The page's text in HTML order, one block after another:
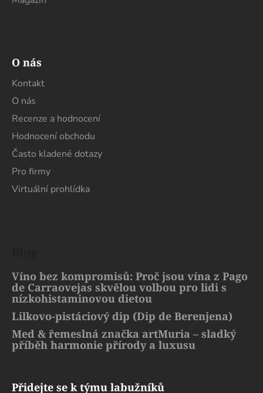
O nás
Kontakt
O nás
Recenze a hodnocení
Hodnocení obchodu
Často kladené dotazy
Pro firmy
Virtuální prohlídka
Víno bez kompromisů: Proč jsou vína z Pago
de Carraovejas skvělou volbou pro lidi s
nízkohistaminovou dietou
Lilkovo-pistáciový dip (Dip de Berenjena)
Med & řemeslná značka artMuria – sladký
příběh harmonie přírody a luxusu
Přidejte se k týmu labužníků